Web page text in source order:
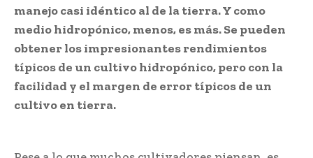
manejo casi idéntico al de la tierra. Y como
medio hidropónico, menos, es más. Se pueden
obtener los impresionantes rendimientos
típicos de un cultivo hidropónico, pero con la
facilidad y el margen de error típicos de un
cultivo en tierra.